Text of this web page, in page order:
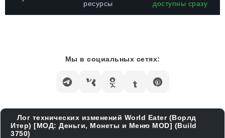
ресурсы
доступны сразу
Мы в социальных сетях:
Лог технических изменений World Eater (Ворлд
Итер) [МОД: Деньги, Монеты и Меню MOD] (Build
3750)